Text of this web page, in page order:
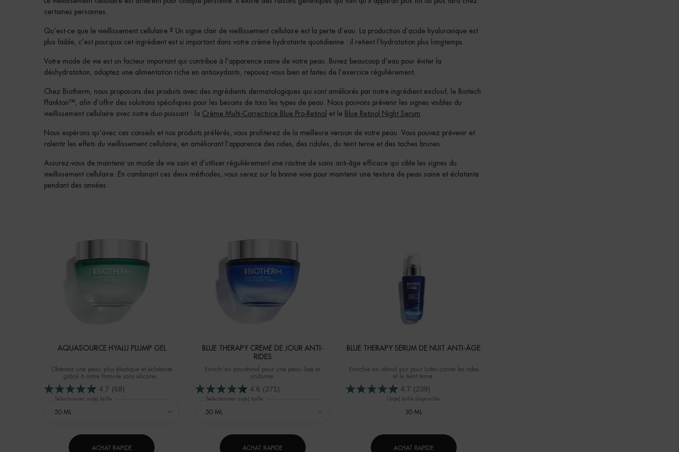
certaines personnes.
Qu’est-ce que le vieillissement cellulaire ? Un signe clair de vieillissement cellulaire est la perte d’eau. La production d’acide hyaluronique est
plus faible, c’est pourquoi cet ingrédient est si important dans votre crème hydratante quotidienne : il retient l’hydratation plus longtemps.
Votre mode de vie est un facteur important qui contribue à l’apparence saine de votre peau. Buvez beaucoup d’eau pour éviter la
déshydratation, adoptez une alimentation riche en antioxydants, reposez-vous bien et faites de l’exercice régulièrement.
Chez Biotherm, nous proposons des produits avec des ingrédients dermatologiques qui sont améliorés par notre ingrédient exclusif, le Biotech
Plankton™, afin d’offrir des solutions spécifiques pour les besoins de tous les types de peau. Nous pouvons prévenir les signes visibles du
vieillissement cellulaire avec notre duo puissant : la Crème Multi-Correctrice Blue Pro-Retinol et le Blue Retinol Night Serum
Nous espérons qu’avec ces conseils et nos produits préférés, vous profiterez de la meilleure version de votre peau. Vous pouvez prévenir et
ralentir les effets du vieillissement cellulaire, en améliorant l’apparence des rides, des ridules, du teint terne et des taches brunes.
Assurez-vous de maintenir un mode de vie sain et d’utiliser régulièrement une routine de soins anti-âge efficace qui cible les signes du
vieillissement cellulaire. En combinant ces deux méthodes, vous serez sur la bonne voie pour maintenir une texture de peau saine et éclatante
pendant des années.
AQUASOURCE HYALU PLUMP GEL
Obtenez une peau plus élastique et éclatante
grâce à notre formule sans silicone.
90% des femmes ressentent une peau plus souple.
4.7 (68)
Sélectionner un(e) taille
ACHAT RAPIDE
BLUE THERAPY CRÈME DE JOUR ANTI-
RIDES
Enrichi en pro-rétinol pour une peau lisse et
uniforme.
4.6 (271)
Sélectionner un(e) taille
ACHAT RAPIDE
BLUE THERAPY SÉRUM DE NUIT ANTI-ÂGE
Enrichie en rétinol pur pour lutter contre les rides
et le teint terne.
4.7 (239)
Un(e) taille disponible
30 ML
ACHAT RAPIDE